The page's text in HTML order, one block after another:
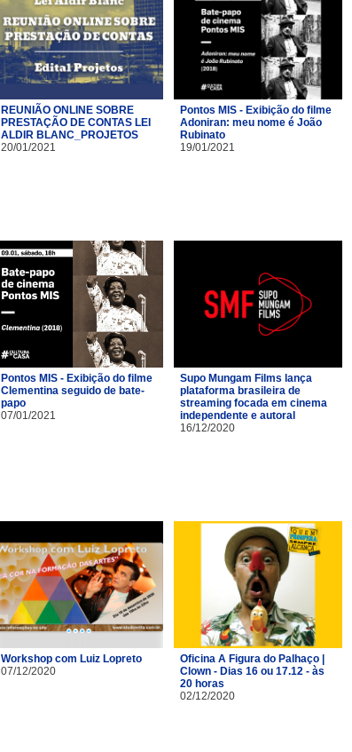
REUNIÃO ONLINE SOBRE
PRESTAÇÃO DE CONTAS LEI
ALDIR BLANC_PROJETOS
20/01/2021
Pontos MIS - Exibição do filme
Adoniran: meu nome é João
Rubinato
19/01/2021
Pontos MIS - Exibição do filme
Clementina seguido de bate-
papo
07/01/2021
Supo Mungam Films lança
plataforma brasileira de
streaming focada em cinema
independente e autoral
16/12/2020
Workshop com Luiz Lopreto
07/12/2020
Oficina A Figura do Palhaço |
Clown - Dias 16 ou 17.12 - às
20 horas
02/12/2020